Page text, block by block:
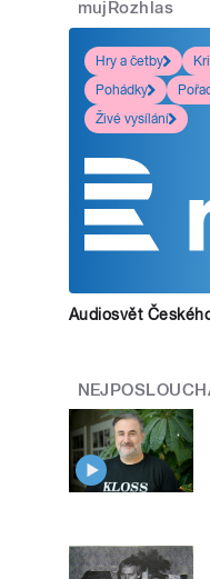
mujRozhlas
Hry a četby
Pohádky
Živé vysílání
Audiosvět